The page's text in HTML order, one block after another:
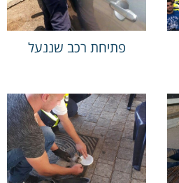
פתיחת רכב שננעל